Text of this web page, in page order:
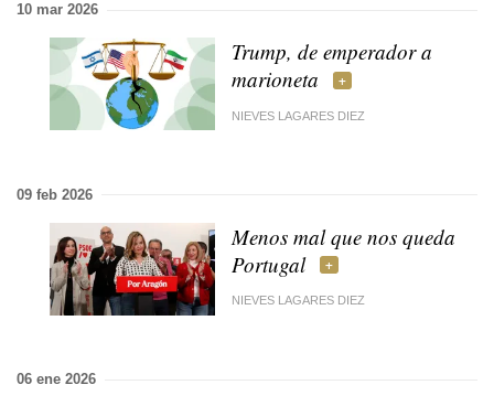
10 mar 2026
Trump, de emperador a
marioneta
NIEVES LAGARES DIEZ
09 feb 2026
Menos mal que nos queda
Portugal
NIEVES LAGARES DIEZ
06 ene 2026